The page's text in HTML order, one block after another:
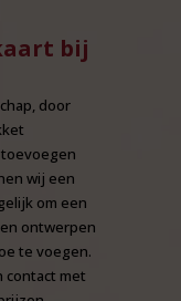
bij
door
wij een
om een
ontwerpen
te voegen.
contact met